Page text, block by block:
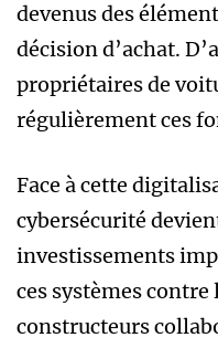
devenus des
décision d’achat.
propriétaires de
régulièrement ces
Face à cette
cybersécurité
investissements
ces systèmes
constructeurs